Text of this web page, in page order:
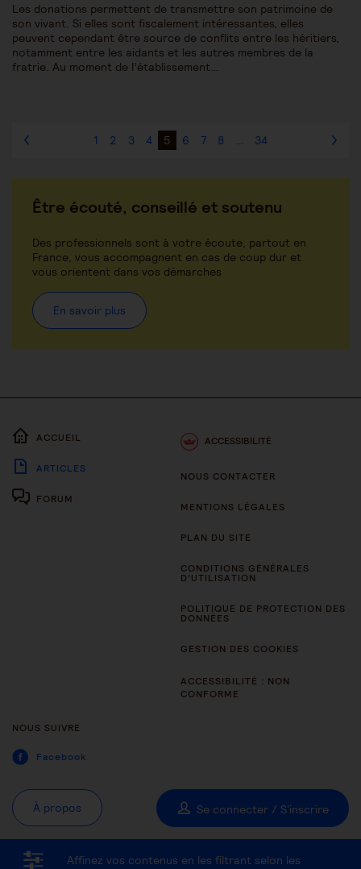
Affinez vos contenus en les filtrant selon les
Les donations permettent de transmettre son patrimoine de
son vivant. Si elles sont fiscalement intéressantes, elles
peuvent cependant être source de conflits entre les héritiers,
notamment entre les aidants et les autres membres de la
fratrie. Au moment de l’établissement…
1 2 3 4 5 6 7 8 34
Être écouté, conseillé et soutenu
Des professionnels sont à votre écoute, partout en
France, vous accompagnent en cas de coup dur et
vous orientent dans vos démarches
En savoir plus
ACCUEIL
ARTICLES
FORUM
ACCESSIBILITÉ
NOUS CONTACTER
MENTIONS LÉGALES
PLAN DU SITE
CONDITIONS GÉNÉRALES
D’UTILISATION
POLITIQUE DE PROTECTION DES
DONNÉES
GESTION DES COOKIES
ACCESSIBILITÉ : NON
CONFORME
NOUS SUIVRE
Facebook
À propos Se connecter / S'inscrire